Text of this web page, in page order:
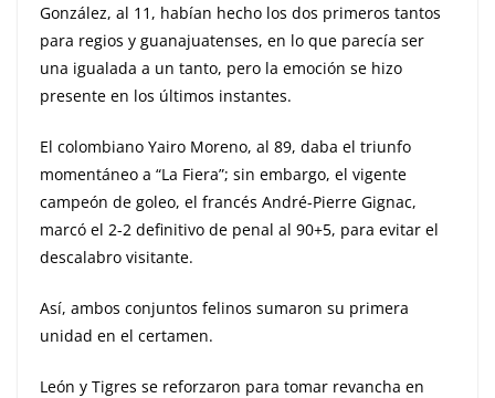
González, al 11, habían hecho los dos primeros tantos
para regios y guanajuatenses, en lo que parecía ser
una igualada a un tanto, pero la emoción se hizo
presente en los últimos instantes.
El colombiano Yairo Moreno, al 89, daba el triunfo
momentáneo a “La Fiera”; sin embargo, el vigente
campeón de goleo, el francés André-Pierre Gignac,
marcó el 2-2 definitivo de penal al 90+5, para evitar el
descalabro visitante.
Así, ambos conjuntos felinos sumaron su primera
unidad en el certamen.
León y Tigres se reforzaron para tomar revancha en